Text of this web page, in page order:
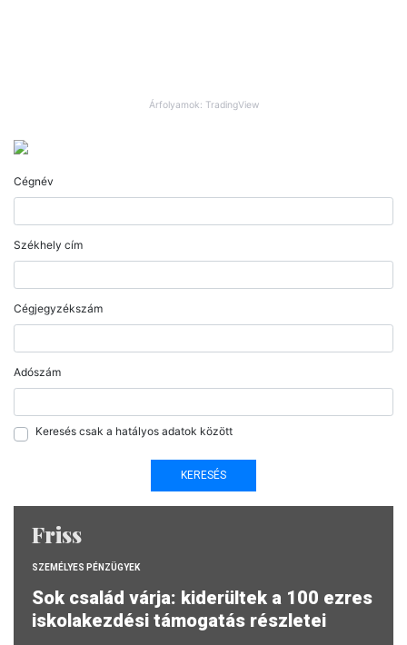
Árfolyamok: TradingView
Cégnév
Székhely cím
Cégjegyzékszám
Adószám
Keresés csak a hatályos adatok között
Friss
SZEMÉLYES PÉNZÜGYEK
Sok család várja: kiderültek a 100 ezres
iskolakezdési támogatás részletei